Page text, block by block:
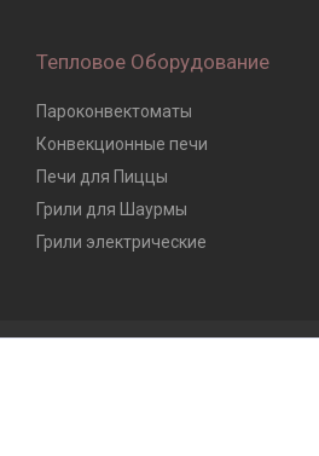
Тепловое Оборудование
Пароконвектоматы
Конвекционные печи
Печи для Пиццы
Грили для Шаурмы
Грили электрические